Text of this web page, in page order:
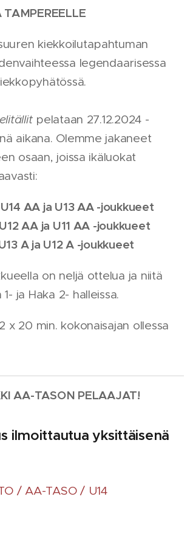
kiekkoilutapahtuman
legendaarisessa
pelataan 27.12.2024 -
aikana. Olemme jakaneet
osaan, joissa ikäluokat
AA ja U13 AA -joukkueet
AA ja U11 AA -joukkueet
A ja U12 A -joukkueet
on neljä ottelua ja niitä
ja Haka 2- halleissa.
x 20 min. kokonaisajan ollessa
AA-TASON PELAAJAT!
ilmoittautua yksittäisenä
/ AA-TASO / U14